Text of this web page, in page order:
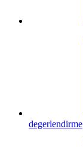
degerlendirme